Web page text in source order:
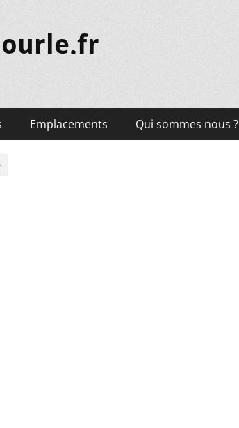
Emplacements Qui sommes nous ?